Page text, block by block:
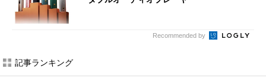
Recommended by
記事ランキング